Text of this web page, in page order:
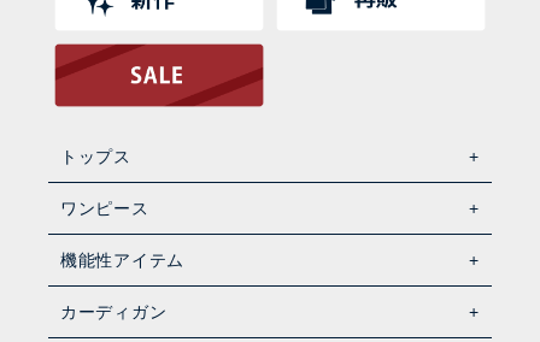
トップス
ワンピース
機能性アイテム
カーディガン